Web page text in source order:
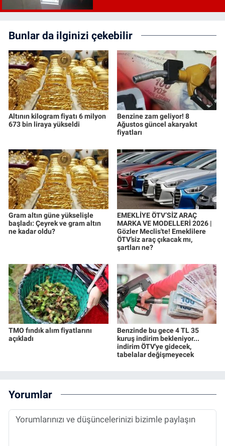
Bunlar da ilginizi çekebilir
Altının kilogram fiyatı 6 milyon
673 bin liraya yükseldi
Benzine zam geliyor! 8
Ağustos güncel akaryakıt
fiyatları
Gram altın güne yükselişle
başladı: Çeyrek ve gram altın
ne kadar oldu?
EMEKLİYE ÖTV’SİZ ARAÇ
MARKA VE MODELLERİ 2026 |
Gözler Meclis'te! Emeklilere
ÖTV’siz araç çıkacak mı,
şartları ne?
TMO fındık alım fiyatlarını
açıkladı
Benzinde bu gece 4 TL 35
kuruş indirim bekleniyor...
indirim ÖTV'ye gidecek,
tabelalar değişmeyecek
Yorumlar